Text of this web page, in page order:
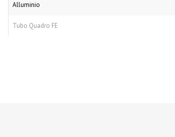
Alluminio
Tubo Quadro FE